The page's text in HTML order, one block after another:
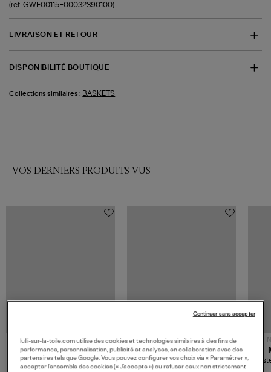
(ref-GWF00115F00032390100)
LIVRAISON ET RETOUR
DISPONIBILITÉ BOUTIQUE
Collections similaires : BASKETS
VOS DERNIERS PRODUITS VUS
JEROME DREYFUSS
Sac Bobi S Cuir Lamé
Champagne
NOUVELLE COLLECTION
TORAL
Mocassins Killian Sport
Mousse
lulli-sur-la-toile.com utilise des cookies et technologies similaires à des fins de
performance, personnalisation, publicité et analyses, en collaboration avec des
partenaires tels que Google. Vous pouvez configurer vos choix via « Paramétrer »,
accepter l’ensemble des cookies (« J’accepte ») ou refuser ceux non strictement
Continuer sans accepter